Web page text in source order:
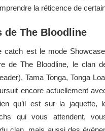
la réticence de
de The Bloodline
catch est le mode
de The Bloodline, le clan
Tama Tonga, Tonga
encore actuellement
qu’il est sur la jaquette,
qui vous attendent,